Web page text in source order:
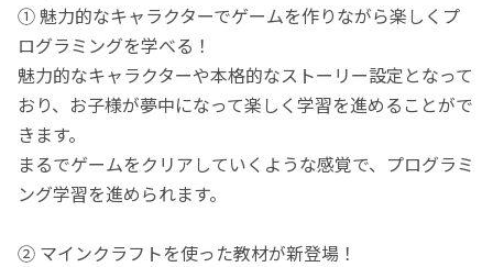
① 魅力的なキャラクターでゲームを作りながら楽しくプ
ログラミングを学べる！
魅力的なキャラクターや本格的なストーリー設定となって
おり、お子様が夢中になって楽しく学習を進めることがで
きます。
まるでゲームをクリアしていくような感覚で、プログラミ
ング学習を進められます。
② マインクラフトを使った教材が新登場！